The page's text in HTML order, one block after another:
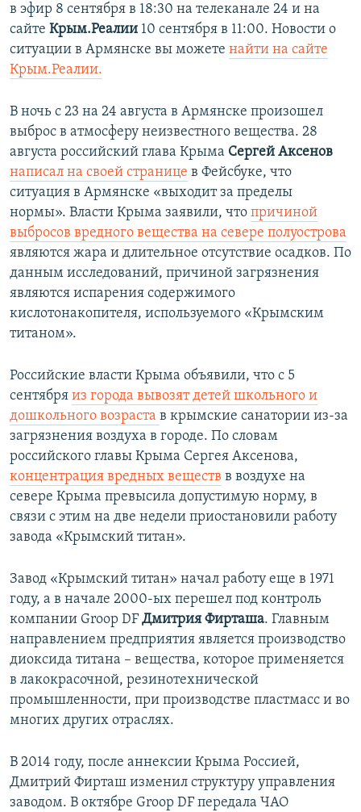
в эфир 8 сентября в 18:30 на телеканале 24 и на
сайте Крым.Реалии 10 сентября в 11:00. Новости о
ситуации в Армянске вы можете найти на сайте
Крым.Реалии.
В ночь с 23 на 24 августа в Армянске произошел
выброс в атмосферу неизвестного вещества. 28
августа российский глава Крыма Сергей Аксенов
написал на своей странице в Фейсбуке, что
ситуация в Армянске «выходит за пределы
нормы». Власти Крыма заявили, что причиной
выбросов вредного вещества на севере полуострова
являются жара и длительное отсутствие осадков. По
данным исследований, причиной загрязнения
являются испарения содержимого
кислотонакопителя, используемого «Крымским
титаном».
Российские власти Крыма объявили, что с 5
сентября из города вывозят детей школьного и
дошкольного возраста в крымские санатории из-за
загрязнения воздуха в городе. По словам
российского главы Крыма Сергея Аксенова,
концентрация вредных веществ в воздухе на
севере Крыма превысила допустимую норму, в
связи с этим на две недели приостановили работу
завода «Крымский титан».
Завод «Крымский титан» начал работу еще в 1971
году, а в начале 2000-ых перешел под контроль
компании Groop DF Дмитрия Фирташа. Главным
направлением предприятия является производство
диоксида титана – вещества, которое применяется
в лакокрасочной, резинотехнической
промышленности, при производстве пластмасс и во
многих других отраслях.
В 2014 году, после аннексии Крыма Россией,
Дмитрий Фирташ изменил структуру управления
заводом. В октябре Groop DF передала ЧАО